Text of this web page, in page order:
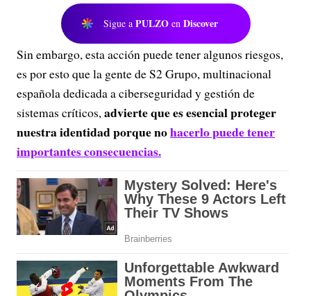
Sigue a PULZO en Discover
Sin embargo, esta acción puede tener algunos riesgos,
es por esto que la gente de S2 Grupo, multinacional
española dedicada a ciberseguridad y gestión de
sistemas críticos,advierte que es esencial proteger
nuestra identidad porque nohacerlo puede tener
importantes consecuencias.